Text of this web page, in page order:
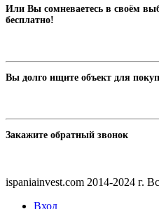
Или Вы сомневаетесь в своём
бесплатно!
Вы долго ищите объект для
Закажите обратный звонок
ispaniainvest.com 2014-2024 г.
Вход